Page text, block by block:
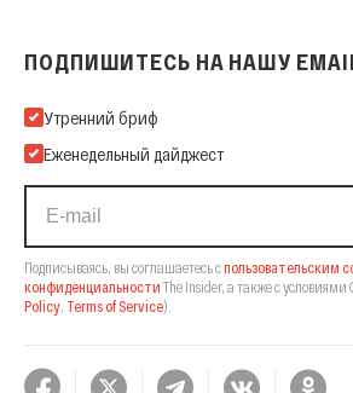
ПОДПИШИТЕСЬ НА НАШУ
Подпишитесь на нашу Email-рассылку
Утренний бриф
Еженедельный дайджест
Подписываясь, вы соглашаетесь спользовательским
конфиденциальности The Insider, а также с условиями
Policy, Terms of Service).